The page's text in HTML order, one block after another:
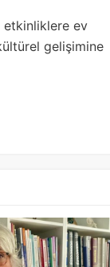
etkinliklere ev
gelişimine